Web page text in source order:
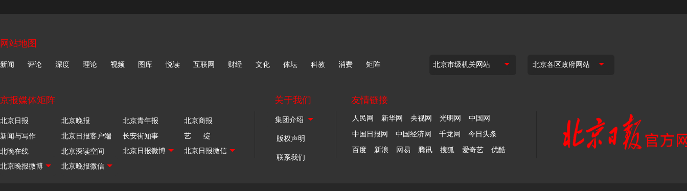
网站地图
新闻 评论 深度 理论 视频 图库 悦读 互联网 财经 文化 体坛 科教 消费 矩阵
京报媒体矩阵
北京日报 北京晚报 北京青年报
北京商报
新闻与写作
北京日报客户端 长安街知事
艺 绽
北晚在线
北京深读空间
关于我们
版权声明
联系我们
友情链接
人民网 新华网 央视网 光明网
中国网
中国日报网
中国经济网 千龙网
今日头条
百度
新浪 网易 腾讯 搜狐 爱奇艺 优酷